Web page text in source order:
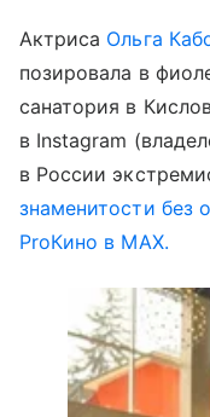
Актриса Ольга
позировала в
санатория в
в Instagram
в России
знаменитости без
ProКино в MAX.